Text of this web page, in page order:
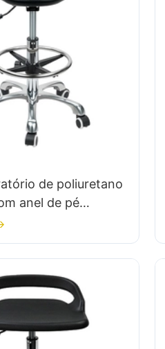
de poliuretano
anel de pé
anti-estática da
de alumínio010